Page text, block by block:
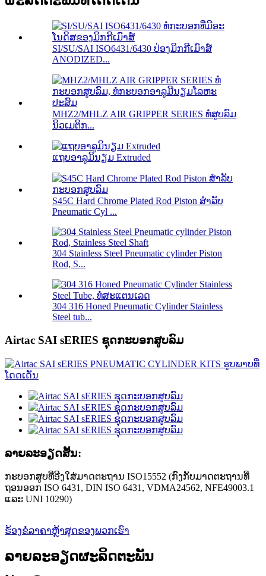
SI/SU/SAI ISO6431/6430 ປ່ອງມິກກີເມົາສ໌
ANODIZED...
MHZ2/MHLZ AIR GRIPPER SERIES ທໍ່ສູບລົມ
ນິວເມຕິກ...
ແຖບອາລູມິນຽມ Extruded
S45C Hard Chrome Plated Rod Piston ສໍາລັບ
Pneumatic Cyl ...
304 Stainless Steel Pneumatic cylinder Piston
Rod, S...
304 316 Honed Pneumatic Cylinder Stainless
Steel tub...
Airtac SAI sERIES ຊຸດກະບອກສູບລົມ
ລາຍ​ລະ​ອຽດ​ສັ້ນ​:
ກະບອກສູບທີ່ອີງໃສ່ມາດຕະຖານ ISO15552 (ກົງກັບມາດຕະຖານທີ່
ຖອນອອກ ISO 6431, DIN ISO 6431, VDMA24562, NFE49003.1
ແລະ UNI 10290)
ຮ້ອງຂໍລາຄາຫຼ້າສຸດຂອງພວກເຮົາ
ລາຍລະອຽດຜະລິດຕະພັນ